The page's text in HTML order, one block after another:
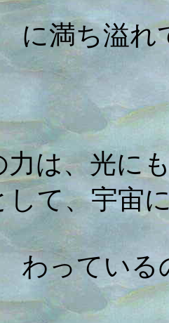
に満ち溢れ
力は、光に
して、宇宙
わっている